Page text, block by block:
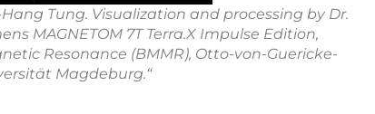
Tung. Visualization and processing by Dr.
MAGNETOM 7T Terra.X Impulse Edition,
Resonance (BMMR), Otto-von-Guericke-
Magdeburg.“